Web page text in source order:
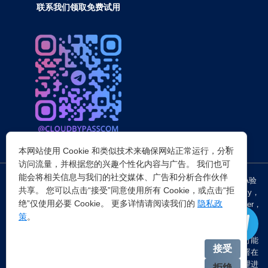
联系我们领取免费试用
突破所有反Anti-bot机器人检查，轻松绕过cloudflare验证、CAPTCHA验
证，WAF，CC防护和Cloudflare爬虫验证，并提供了HTTP API和Proxy，
包括接口地址、请求参数、返回处理；以及 Cloudflare反爬虫设置Referer，
，在中国大陆IP环境下直连时可能
会出现不稳定的情况，但您可以通过以下两种方式解决：一是将其部署在
香港等境外服务器上使用；二是在本地电脑端开启TUN模式的全局代理进
×
本网站使用 Cookie 和类似技术来确保网站正常运行，分析
访问流量，并根据您的兴趣个性化内容与广告。 我们也可
能会将相关信息与我们的社交媒体、广告和分析合作伙伴
共享。 您可以点击“接受”同意使用所有 Cookie，或点击“拒
绝”仅使用必要 Cookie。 更多详情请阅读我们的 隐私政
策。
接受